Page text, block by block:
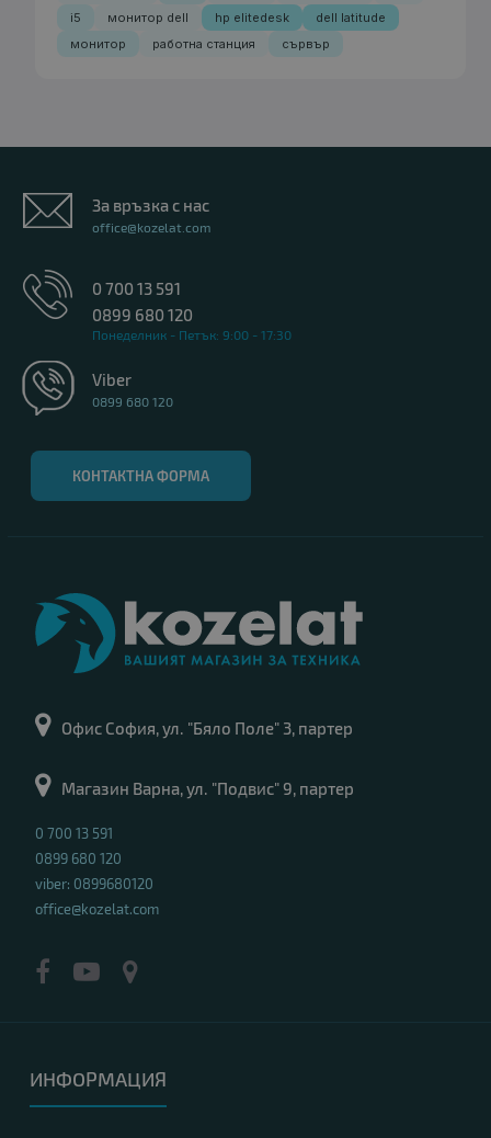
i5
монитор dell hp elitedesk
dell latitude
монитор
работна станция сървър
За връзка с нас
office@kozelat.com
0 700 13 591
0899 680 120
Понеделник - Петък: 9:00 - 17:30
Viber
0899 680 120
КОНТАКТНА ФОРМА
Офис София, ул. "Бяло Поле" 3, партер
Магазин Варна, ул. "Подвис" 9, партер
0 700 13 591
0899 680 120
viber: 0899680120
office@kozelat.com
ИНФОРМАЦИЯ